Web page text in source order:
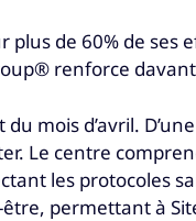
de 60% de
renforce
mois d’avril.
Le centre
les protocoles
permettant à